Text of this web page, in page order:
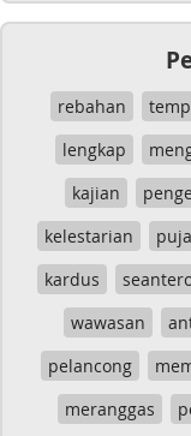
rebahan
lengkap
kajian
kelestarian
kardus
wawasan
pelancong
meranggas